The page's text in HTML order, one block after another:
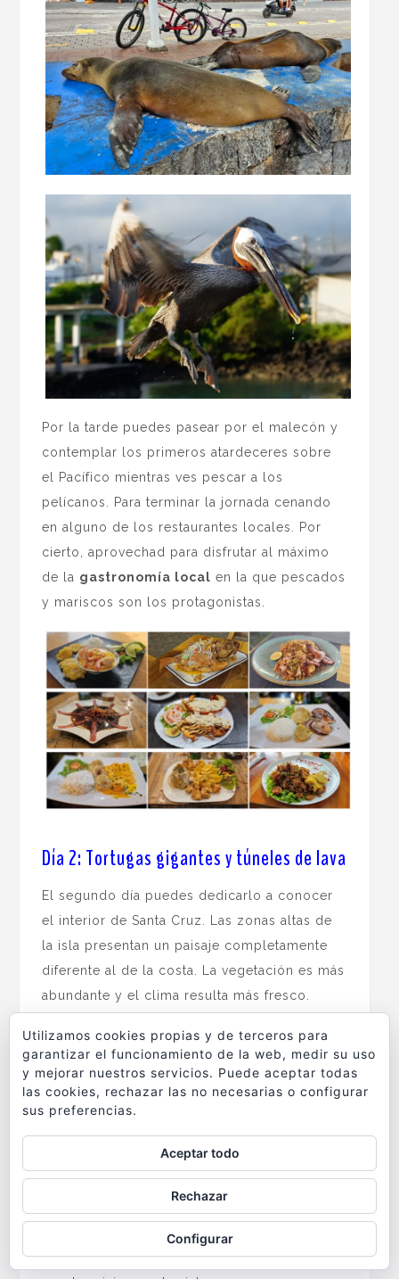
Por la tarde puedes pasear por el malecón y
contemplar los primeros atardeceres sobre
el Pacífico mientras ves pescar a los
pelícanos. Para terminar la jornada cenando
en alguno de los restaurantes locales. Por
cierto, aprovechad para disfrutar al máximo
de la gastronomía local en la que pescados
y mariscos son los protagonistas.
Día 2: Tortugas gigantes y túneles de lava
El segundo día puedes dedicarlo a conocer
el interior de Santa Cruz. Las zonas altas de
la isla presentan un paisaje completamente
diferente al de la costa. La vegetación es más
abundante y el clima resulta más fresco.
Es el día de ver a las tortugas gigantes
en libertad. Muchas fincas privadas
permiten observar tortugas gigantes
acompañados por un guía que nos dará todo
tipo de información sobre las tortugas y
sobre el entorno natural en el que viven. Ver
a estos enormes reptiles de hasta 300 kg de
pastizales y refrescarse en las charcas es una
de las experiencias más inolvidables que
Utilizamos cookies propias y de terceros para
garantizar el funcionamiento de la web, medir su uso
y mejorar nuestros servicios. Puede aceptar todas
las cookies, rechazar las no necesarias o configurar
sus preferencias.
Aceptar todo
Rechazar
Configurar